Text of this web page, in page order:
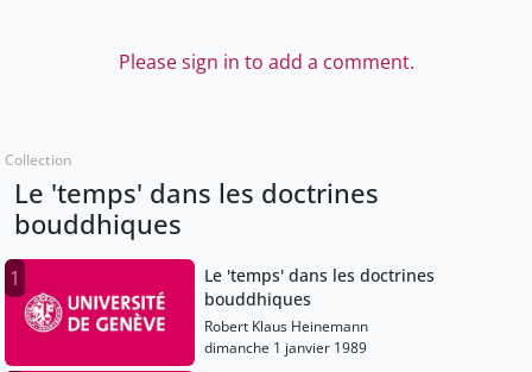
Please sign in to add a comment.
Collection
Le 'temps' dans les doctrines
bouddhiques
1
Le 'temps' dans les doctrines
bouddhiques
Robert Klaus Heinemann
dimanche 1 janvier 1989